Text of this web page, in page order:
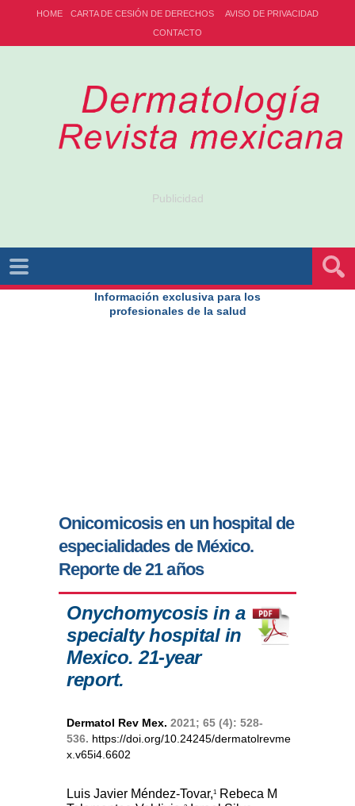
HOME CARTA DE CESIÓN DE DERECHOS
AVISO DE PRIVACIDAD
CONTACTO
Publicidad
Información exclusiva para los
profesionales de la salud
Onicomicosis en un hospital de
especialidades de México.
Reporte de 21 años
Onychomycosis in a
specialty hospital in
Mexico. 21-year
report.
Dermatol Rev Mex. 2021; 65 (4): 528-
536. https://doi.org/10.24245/dermatolrevme
x.v65i4.6602
Luis Javier Méndez-Tovar,1
Rebeca M